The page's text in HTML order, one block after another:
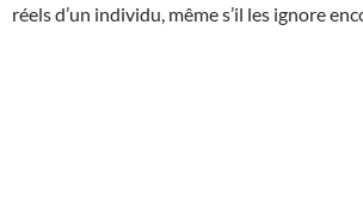
réels d’un individu, même s’il les ignore